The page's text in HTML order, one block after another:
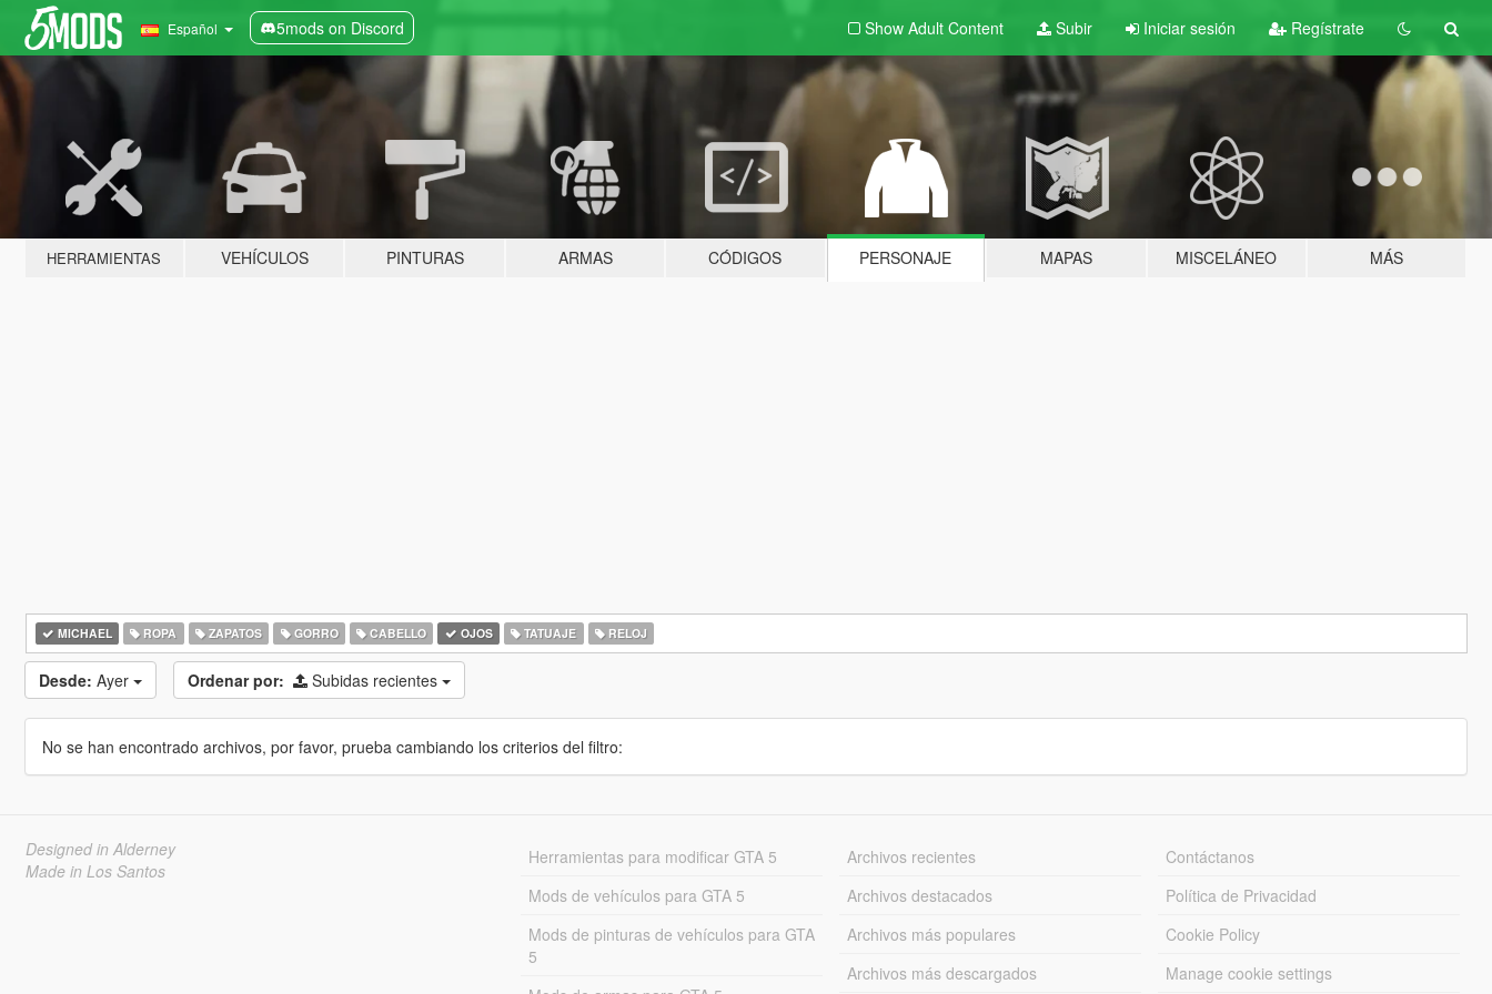
Español 5mods on Discord Show Adult Content Subir Iniciar sesión Regístrate
HERRAMIENTAS VEHÍCULOS PINTURAS ARMAS CÓDIGOS PERSONAJE MAPAS MISCELÁNEO MÁS
MICHAEL ROPA ZAPATOS GORRO CABELLO OJOS TATUAJE RELOJ
Desde: Ayer Ordenar por: Subidas recientes
No se han encontrado archivos, por favor, prueba cambiando los criterios del filtro:
Designed in Alderney
Made in Los Santos
Herramientas para modificar GTA 5
Mods de vehículos para GTA 5
Mods de pinturas de vehículos para GTA
5
Archivos recientes
Archivos destacados
Archivos más populares
Archivos más descargados
Contáctanos
Política de Privacidad
Cookie Policy
Manage cookie settings